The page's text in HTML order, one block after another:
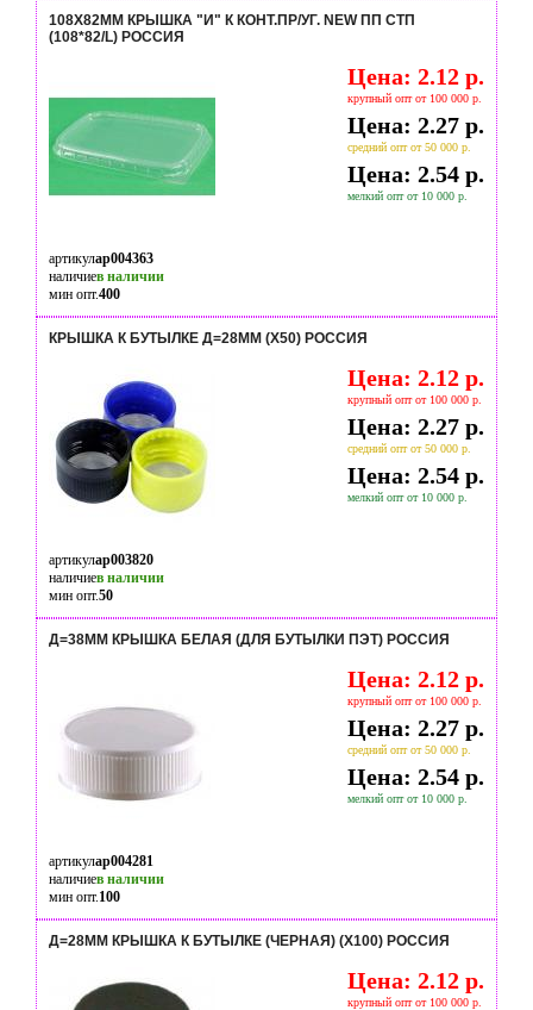
108Х82ММ КРЫШКА "И" К КОНТ.ПР/УГ. NEW ПП СТП
(108*82/L) РОССИЯ
Цена: 2.12 р.
крупный опт от 100 000 р.
Цена: 2.27 р.
средний опт от 50 000 р.
Цена: 2.54 р.
мелкий опт от 10 000 р.
артикулap004363
наличиев наличии
мин опт.400
КРЫШКА К БУТЫЛКЕ Д=28ММ (Х50) РОССИЯ
Цена: 2.12 р.
крупный опт от 100 000 р.
Цена: 2.27 р.
средний опт от 50 000 р.
Цена: 2.54 р.
мелкий опт от 10 000 р.
артикулap003820
наличиев наличии
мин опт.50
Д=38ММ КРЫШКА БЕЛАЯ (ДЛЯ БУТЫЛКИ ПЭТ) РОССИЯ
Цена: 2.12 р.
крупный опт от 100 000 р.
Цена: 2.27 р.
средний опт от 50 000 р.
Цена: 2.54 р.
мелкий опт от 10 000 р.
артикулap004281
наличиев наличии
мин опт.100
Д=28ММ КРЫШКА К БУТЫЛКЕ (ЧЕРНАЯ) (Х100) РОССИЯ
Цена: 2.12 р.
крупный опт от 100 000 р.